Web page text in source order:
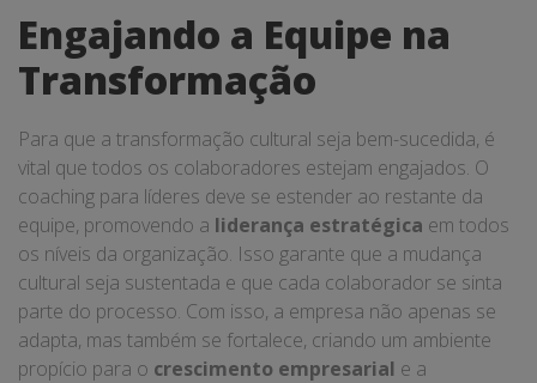
Engajando a Equipe na
Transformação
Para que a transformação cultural seja bem-sucedida, é
vital que todos os colaboradores estejam engajados. O
coaching para líderes deve se estender ao restante da
equipe, promovendo a liderança estratégica em todos
os níveis da organização. Isso garante que a mudança
cultural seja sustentada e que cada colaborador se sinta
parte do processo. Com isso, a empresa não apenas se
adapta, mas também se fortalece, criando um ambiente
propício para o crescimento empresarial e a